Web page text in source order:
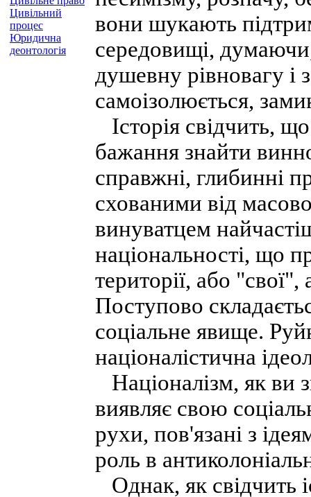
Цивільний
процес
Юридична
деонтологія
вони шукають
середовищі,
душевну рівновагу і
самоізолюється,
Історія свідчить,
бажання знайти
справжні, глибинні
схованими від
винуватцем
національності, що
території, або
Поступово
соціальне явище.
націоналістична
Націоналізм, як ви
виявляє свою
рухи, пов'язані з
роль в
Однак, як свідчить